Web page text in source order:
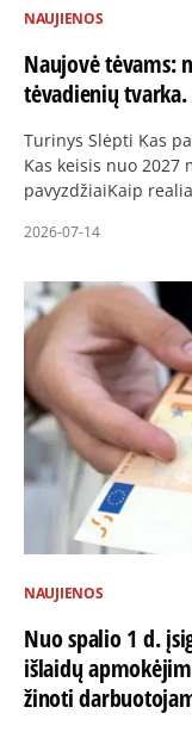
NAUJIENOS
Naujovė tėvams:
tėvadienių
Turinys Slėpti Kas
Kas keisis nuo 2027
pavyzdžiaiKaip
2026-07-14
NAUJIENOS
Nuo spalio 1 d.
išlaidų
žinoti